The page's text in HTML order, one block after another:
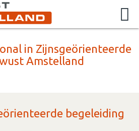
in Zijnsgeörienteerde
Amstelland
begeleiding